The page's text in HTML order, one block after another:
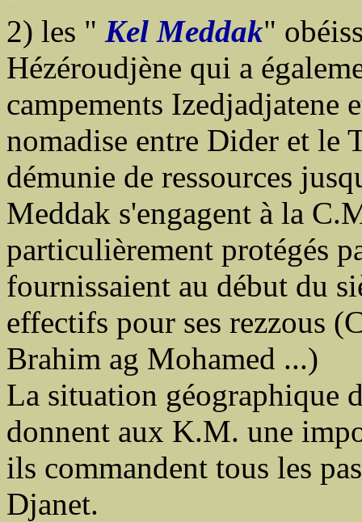
2) les " Kel Meddak"
Hézéroudjène qui a
campements Izedjadjatene
nomadise entre Dider et le
démunie de ressources
Meddak s'engagent à la
particulièrement protégés
fournissaient au début du
effectifs pour ses rezzous
Brahim ag Mohamed ...)
La situation géographique
donnent aux K.M. une
ils commandent tous les
Djanet.